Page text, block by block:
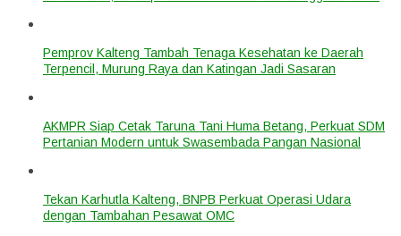
Pemprov Kalteng Tambah Tenaga Kesehatan ke Daerah
Terpencil, Murung Raya dan Katingan Jadi Sasaran
AKMPR Siap Cetak Taruna Tani Huma Betang, Perkuat SDM
Pertanian Modern untuk Swasembada Pangan Nasional
Tekan Karhutla Kalteng, BNPB Perkuat Operasi Udara
dengan Tambahan Pesawat OMC